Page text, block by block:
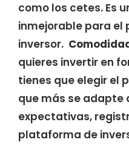
como los cetes. Es
inmejorable para el
inversor.
quieres invertir en
tienes que elegir el
que más se adapte
expectativas,
plataforma de